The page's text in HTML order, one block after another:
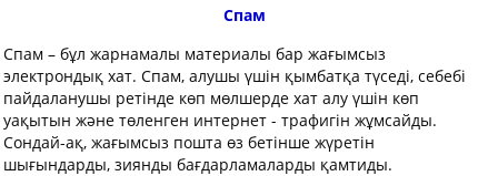
Спам
Спам – бұл жарнамалы материалы бар жағымсыз
электрондық хат. Спам, алушы үшін қымбатқа түседі, себебі
пайдаланушы ретінде көп мөлшерде хат алу үшін көп
уақытын және төленген интернет - трафигін жұмсайды.
Сондай-ақ, жағымсыз пошта өз бетінше жүретін
шығындарды, зиянды бағдарламаларды қамтиды.